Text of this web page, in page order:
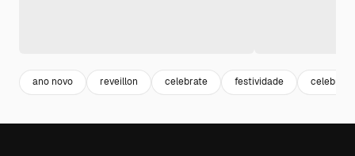
ano novo reveillon celebrate festividade